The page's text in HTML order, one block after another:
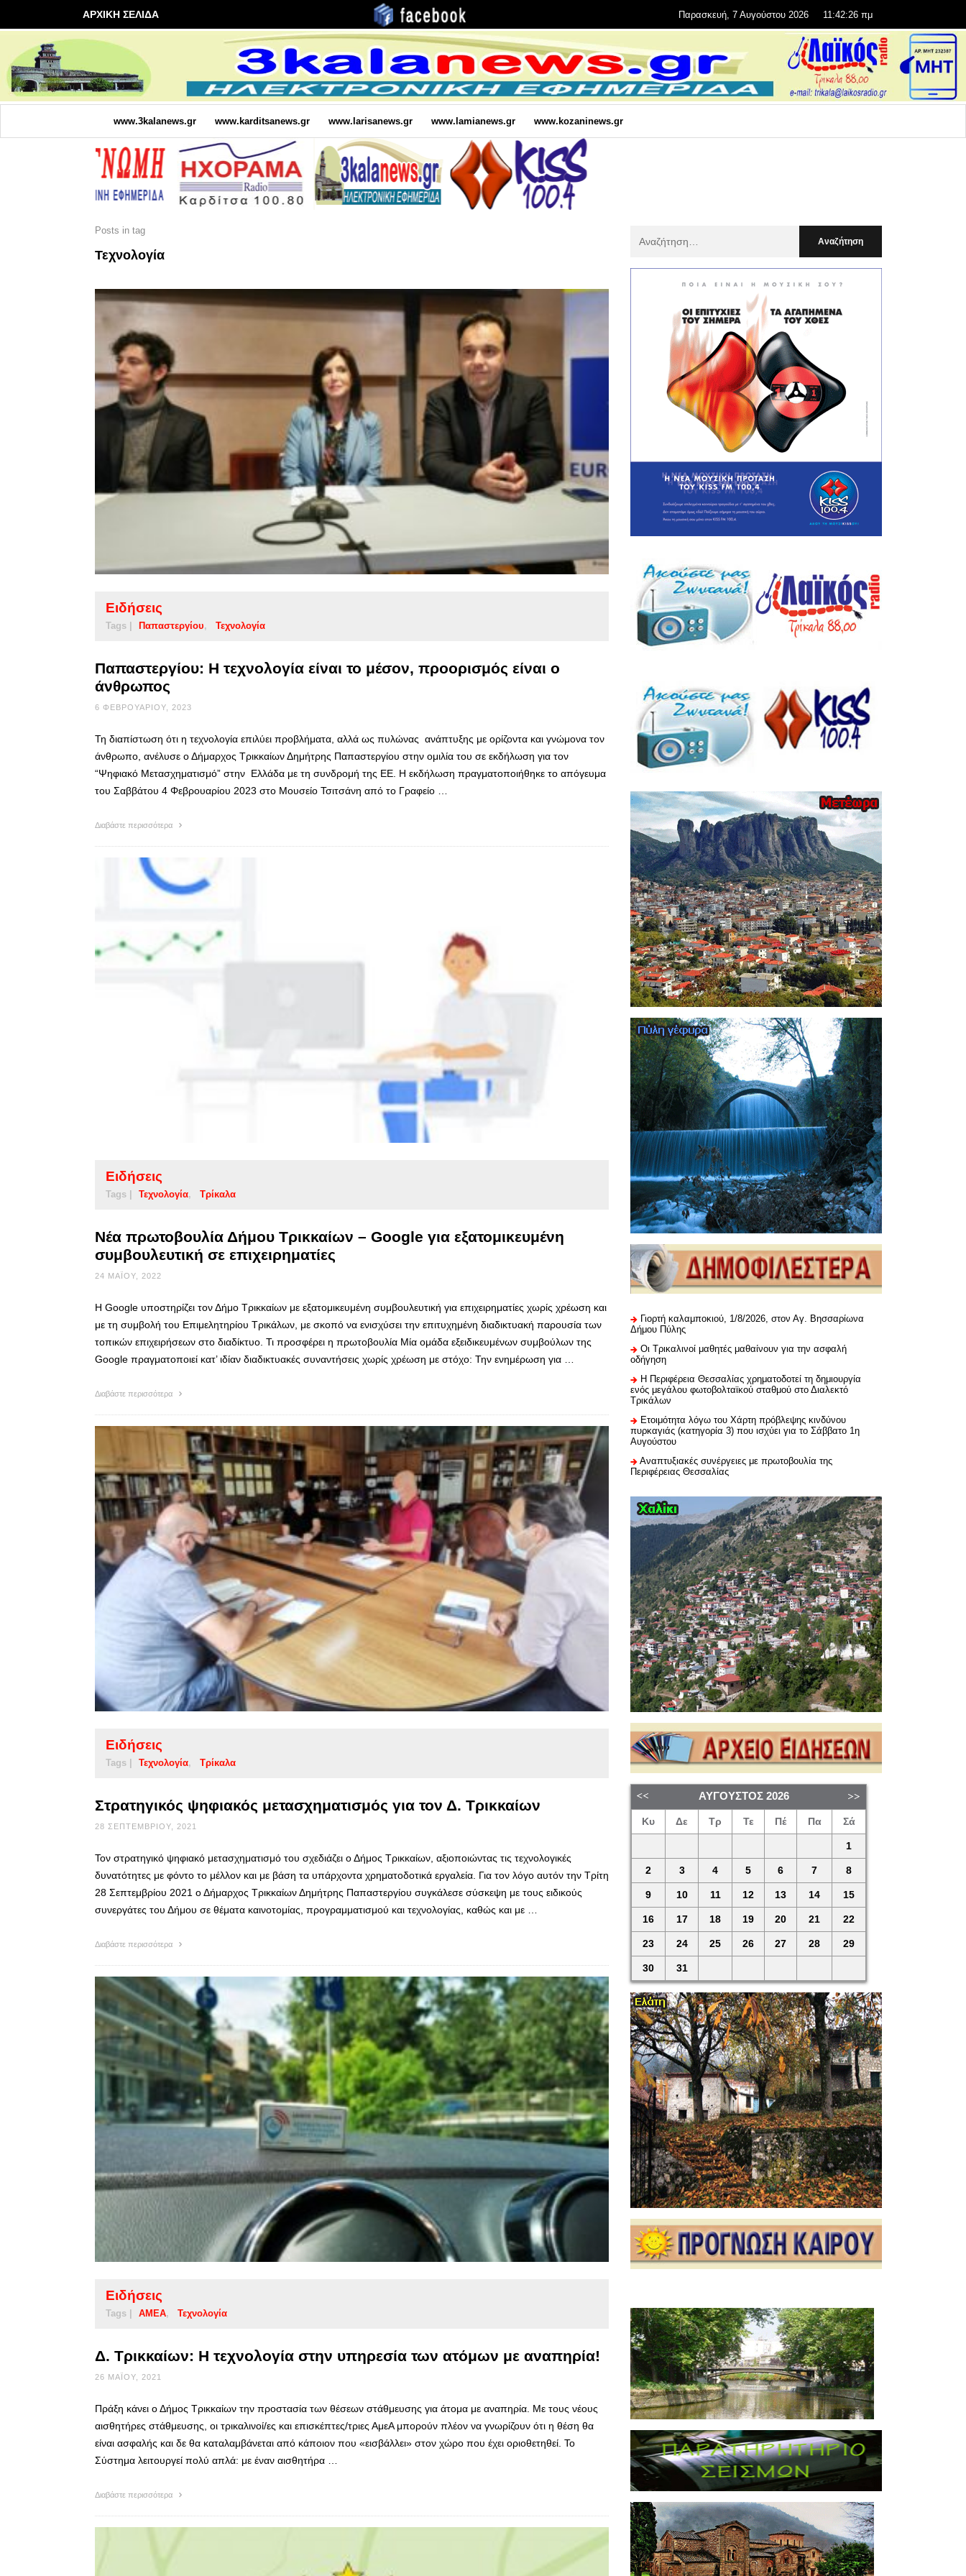
ΑΡΧΙΚΗ ΣΕΛΙΔΑ Παρασκευή, 7 Αυγούστου 2026 11:42:28 πμ
www.3kalanews.gr www.karditsanews.gr www.larisanews.gr www.lamianews.gr www.kozaninews.gr
Posts in tag
Τεχνολογία
Ειδήσεις
Tags | Παπαστεργίου Τεχνολογία
Παπαστεργίου: Η τεχνολογία είναι το μέσον, προορισμός είναι ο
άνθρωπος
6 ΦΕΒΡΟΥΑΡΊΟΥ, 2023
Τη διαπίστωση ότι η τεχνολογία επιλύει προβλήματα, αλλά ως πυλώνας ανάπτυξης με ορίζοντα και γνώμονα τον
άνθρωπο, ανέλυσε ο Δήμαρχος Τρικκαίων Δημήτρης Παπαστεργίου στην ομιλία του σε εκδήλωση για τον
“Ψηφιακό Μετασχηματισμό” στην Ελλάδα με τη συνδρομή της ΕΕ. Η εκδήλωση πραγματοποιήθηκε το απόγευμα
του Σαββάτου 4 Φεβρουαρίου 2023 στο Μουσείο Τσιτσάνη από το Γραφείο …
Διαβάστε περισσότερα
Ειδήσεις
Tags | Τεχνολογία Τρίκαλα
Νέα πρωτοβουλία Δήμου Τρικκαίων – Google για εξατομικευμένη
συμβουλευτική σε επιχειρηματίες
24 ΜΑΪ́ΟΥ, 2022
Η Google υποστηρίζει τον Δήμο Τρικκαίων με εξατομικευμένη συμβουλευτική για επιχειρηματίες χωρίς χρέωση και
με τη συμβολή του Επιμελητηρίου Τρικάλων, με σκοπό να ενισχύσει την επιτυχημένη διαδικτυακή παρουσία των
τοπικών επιχειρήσεων στο διαδίκτυο. Τι προσφέρει η πρωτοβουλία Μία ομάδα εξειδικευμένων συμβούλων της
Google πραγματοποιεί κατ’ ιδίαν διαδικτυακές συναντήσεις χωρίς χρέωση με στόχο: Την ενημέρωση για …
Διαβάστε περισσότερα
Ειδήσεις
Tags | Τεχνολογία Τρίκαλα
Στρατηγικός ψηφιακός μετασχηματισμός για τον Δ. Τρικκαίων
28 ΣΕΠΤΕΜΒΡΊΟΥ, 2021
Τον στρατηγικό ψηφιακό μετασχηματισμό του σχεδιάζει ο Δήμος Τρικκαίων, αξιοποιώντας τις τεχνολογικές
δυνατότητες με φόντο το μέλλον και με βάση τα υπάρχοντα χρηματοδοτικά εργαλεία. Για τον λόγο αυτόν την Τρίτη
28 Σεπτεμβρίου 2021 ο Δήμαρχος Τρικκαίων Δημήτρης Παπαστεργίου συγκάλεσε σύσκεψη με τους ειδικούς
συνεργάτες του Δήμου σε θέματα καινοτομίας, προγραμματισμού και τεχνολογίας, καθώς και με …
Διαβάστε περισσότερα
Ειδήσεις
Tags | ΑΜΕΑ Τεχνολογία
Δ. Τρικκαίων: Η τεχνολογία στην υπηρεσία των ατόμων με αναπηρία!
26 ΜΑΪ́ΟΥ, 2021
Πράξη κάνει ο Δήμος Τρικκαίων την προστασία των θέσεων στάθμευσης για άτομα με αναπηρία. Με τους νέους
αισθητήρες στάθμευσης, οι τρικαλινοί/ες και επισκέπτες/τριες ΑμεΑ μπορούν πλέον να γνωρίζουν ότι η θέση θα
είναι ασφαλής και δε θα καταλαμβάνεται από κάποιον που «εισβάλλει» στον χώρο που έχει οριοθετηθεί. Το
Σύστημα λειτουργεί πολύ απλά: με έναν αισθητήρα …
Διαβάστε περισσότερα
:
Γιορτή καλαμποκιού, 1/8/2026, στον Αγ. Βησσαρίωνα
Δήμου Πύλης
Οι Τρικαλινοί μαθητές μαθαίνουν για την ασφαλή
οδήγηση
H Περιφέρεια Θεσσαλίας χρηματοδοτεί τη δημιουργία
ενός μεγάλου φωτοβολταϊκού σταθμού στο Διαλεκτό
Τρικάλων
Ετοιμότητα λόγω του Χάρτη πρόβλεψης κινδύνου
πυρκαγιάς (κατηγορία 3) που ισχύει για το Σάββατο 1η
Αυγούστου
Αναπτυξιακές συνέργειες με πρωτοβουλία της
Περιφέρειας Θεσσαλίας
ΑΎΓΟΥΣΤΟΣ 2026
Κυ Δε Τρ Τε Πέ Πα Σά
1
2 3 4 5 6 7 8
9 10 11 12 13 14 15
16 17 18 19 20 21 22
23 24 25 26 27 28 29
30 31